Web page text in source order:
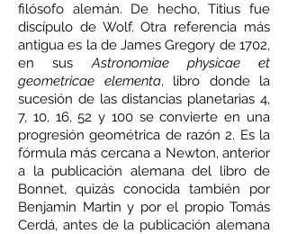
filósofo alemán. De hecho, Titius fue
discípulo de Wolf. Otra referencia más
antigua es la de James Gregory de 1702,
en susAstronomiae physicae et
geometricae elementa, libro donde la
sucesión de las distancias planetarias 4,
7, 10, 16, 52 y 100 se convierte en una
progresión geométrica de razón 2. Es la
fórmula más cercana a Newton, anterior
a la publicación alemana del libro de
Bonnet, quizás conocida también por
Benjamin Martin y por el propio Tomás
Cerdá, antes de la publicación alemana